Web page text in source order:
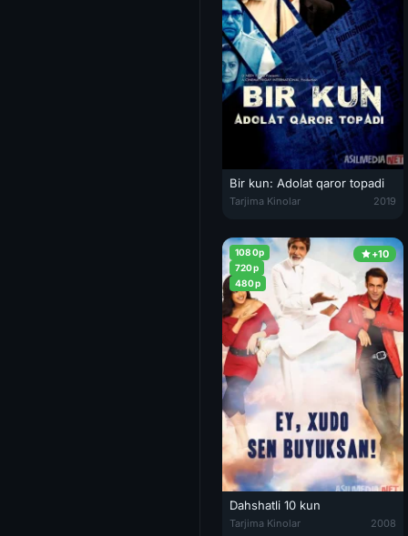
Bir kun: Adolat qaror topadi
Bir kun: Adolat qaror topadi /
Tarjima Kinolar 2019
+10
1080p
720p
480p
Dahshatli 10 kun
Dahshatli 10 kun / Ey Xudo,
Tarjima Kinolar 2008